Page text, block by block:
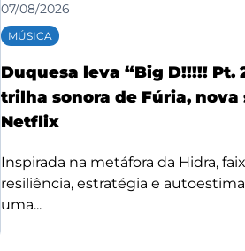
07/08/2026
MÚSICA
Duquesa leva “Big D!!!!! Pt.
trilha sonora de Fúria, nova
Netflix
Inspirada na metáfora da Hidra,
resiliência, estratégia e
uma...